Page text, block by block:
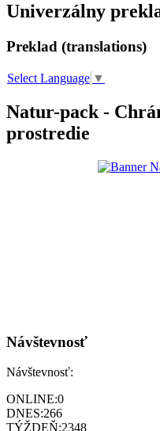
Univerzálny
Preklad (translations)
Select Language ▼
Natur-pack -
prostredie
Návštevnosť
Návštevnosť:
ONLINE:0
DNES:266
TÝŽDEŇ:2348